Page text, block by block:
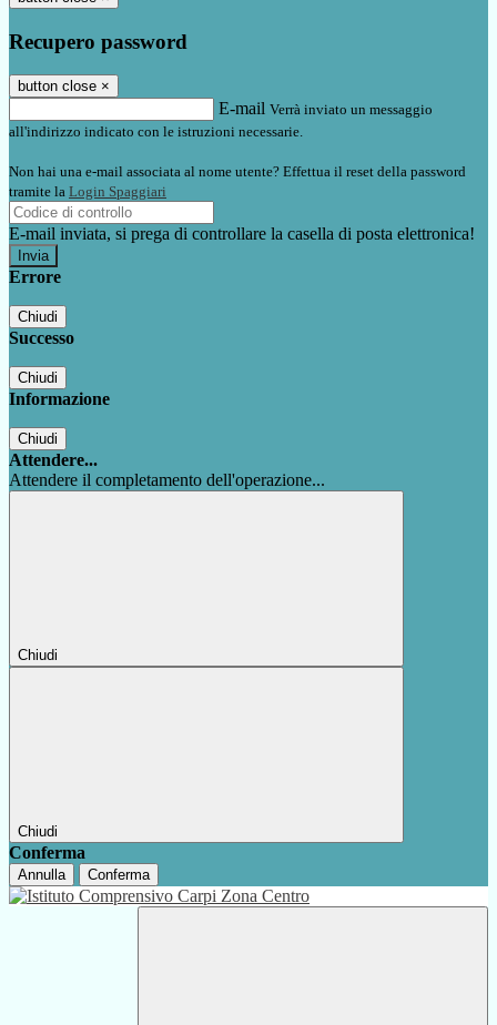
Recupero password
button close ×
E-mail Verrà inviato un messaggio
all'indirizzo indicato con le istruzioni necessarie.
Non hai una e-mail associata al nome utente? Effettua il reset della password
tramite la Login Spaggiari
E-mail inviata, si prega di controllare la casella di posta elettronica!
Errore
Chiudi
Successo
Chiudi
Informazione
Chiudi
Attendere...
Attendere il completamento dell'operazione...
Chiudi
Chiudi
Conferma
Annulla Conferma